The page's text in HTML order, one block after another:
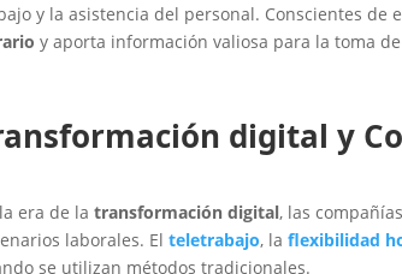
y la asistencia del personal. Conscientes de
y aporta información valiosa para la toma
digital y
era de latransformación digital, las
laborales. Elteletrabajo, la flexibilidad
se utilizan métodos tradicionales.